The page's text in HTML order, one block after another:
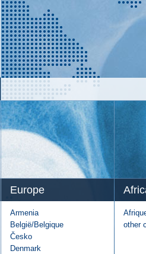
Europe
Armenia
België/Belgique
Česko
Denmark
other